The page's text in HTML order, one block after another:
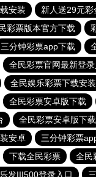
安装
新人送29元彩
彩票版本官方下载
三分钟彩票app下载
全民彩票官网最新登录
全民娱乐彩票下载安装
全民彩票安卓版下载
全民彩票安卓版下载
安卓
三分钟彩票
下载全民彩票
全民
乐发III500登录入口